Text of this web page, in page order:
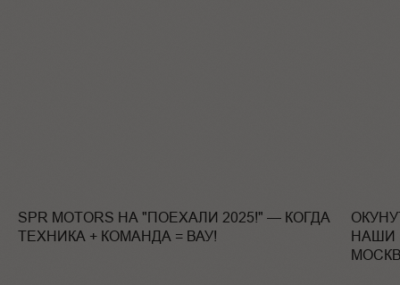
SPR MOTORS НА "ПОЕХАЛИ 2025!" — КОГДА
ТЕХНИКА + КОМАНДА = ВАУ!
НАШИ